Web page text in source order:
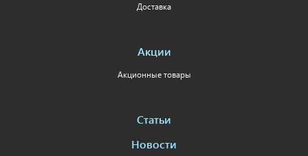
Доставка
Акции
Акционные товары
Статьи
Новости